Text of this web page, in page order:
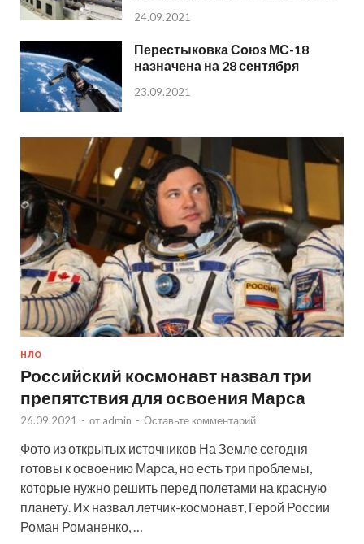
24.09.2021
Перестыковка Союз МС-18
назначена на 28 сентября
23.09.2021
НЛО
Российский космонавт назвал три
препятствия для освоения Марса
26.09.2021 - от admin - Оставьте комментарий
Фото из открытых источников На Земле сегодня
готовы к освоению Марса, но есть три проблемы,
которые нужно решить перед полетами на красную
планету. Их назвал летчик-космонавт, Герой России
Роман Романенко, …